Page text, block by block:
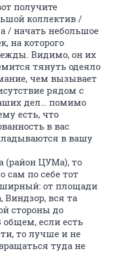
получите
коллектив /
/ начать небольшое
на которого
Видимо, он их
тянуть одеяло
чем вызывает
рядом с
дел… помимо
есть, что
в вас
в вашу
(район ЦУМа), то
сам по себе тот
от площади
Виндзор, вся та
стороны до
общем, если есть
то лучше и не
туда не